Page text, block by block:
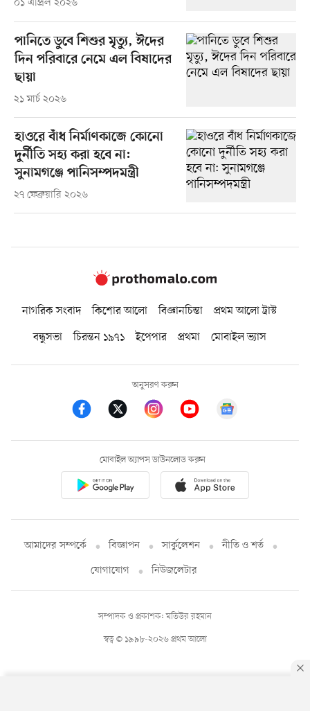
০১ এপ্রিল ২০২৬
পানিতে ডুবে শিশুর মৃত্যু, ঈদের
দিন পরিবারে নেমে এল বিষাদের
ছায়া
২১ মার্চ ২০২৬
হাওরে বাঁধ নির্মাণকাজে কোনো
দুর্নীতি সহ্য করা হবে না:
সুনামগঞ্জে পানিসম্পদমন্ত্রী
২৭ ফেব্রুয়ারি ২০২৬
নাগরিক সংবাদ কিশোর আলো বিজ্ঞানচিন্তা
প্রথম আলো ট্রাস্ট
বন্ধুসভা
চিরন্তন ১৯৭১ ইপেপার প্রথমা মোবাইল ভ্যাস
অনুসরণ করুন
মোবাইল অ্যাপস ডাউনলোড করুন
আমাদের সম্পর্কে বিজ্ঞাপন সার্কুলেশন
নীতি ও শর্ত
যোগাযোগ
নিউজলেটার
স্বত্ব © ১৯৯৮-২০২৬ প্রথম আলো
সম্পাদক ও প্রকাশক: মতিউর রহমান